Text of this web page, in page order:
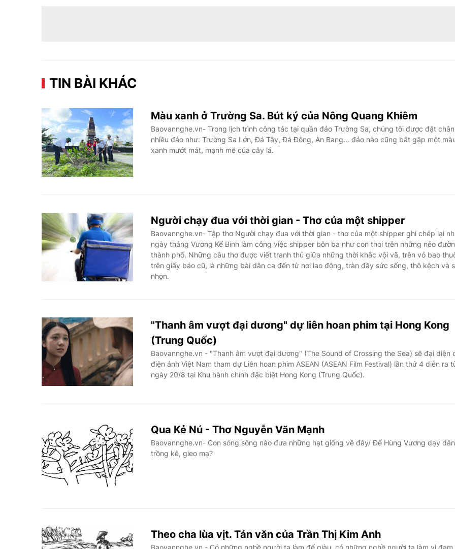
TIN BÀI KHÁC
Màu xanh ở Trường Sa. Bút ký của Nông Quang Khiêm
Baovannghe.vn- Trong lịch trình công tác tại quần đảo Trường Sa, chúng tôi được đặt
nhiều đảo như: Trường Sa Lớn, Đá Tây, Đá Đông, An Bang… đảo nào cũng bắt gặp một
xanh mướt mát, mạnh mẽ của cây lá.
Người chạy đua với thời gian - Thơ của một shipper
Baovannghe.vn- Tập thơ Người chạy đua với thời gian - thơ của một shipper ghi chép lại
ngày tháng Vương Kế Binh làm công việc shipper bôn ba như con thoi trên những nẻo
thành phố. Những câu thơ được viết tranh thủ giữa những thời khắc vội vã, trên vỏ bao
trên giấy báo cũ, là những bài dân ca đến từ nơi lao động, tràn đầy sức sống, thô kệch và
nhọn.
"Thanh âm vượt đại dương" dự liên hoan phim tại Hong Kong
(Trung Quốc)
Baovannghe.vn - "Thanh âm vượt đại dương" (The Sound of Crossing the Sea) sẽ đại diện
điện ảnh Việt Nam tham dự Liên hoan phim ASEAN (ASEAN Film Festival) lần thứ 4 diễn ra
ngày 20/8 tại Khu hành chính đặc biệt Hong Kong (Trung Quốc).
Qua Kẻ Nú - Thơ Nguyễn Văn Mạnh
Baovannghe.vn- Con sóng sông nào đưa những hạt giống về đây/ Để Hùng Vương dạy dân
trồng kê, gieo mạ?
Theo cha lùa vịt. Tản văn của Trần Thị Kim Anh
Baovannghe.vn - Có những nghề người ta làm để giàu, có những nghề người ta làm vì đam